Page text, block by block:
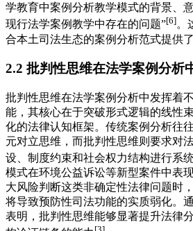
学教育中案例分析教学模式的背景、
现行法学案例教学中存在的问题”[6]。
合本土司法生态的案例分析范式提供了
2.2 批判性思维在法学案例分析
批判性思维在法学案例分析中发挥着
能，其核心在于突破形式逻辑的线性
化的法律认知框架。传统案例分析往
元对立思维，而批判性思维则要求对
设、制度约束和社会权力结构进行系
模式在环境公益诉讼等新型案件中表
大风险判断这类非确定性法律问题时
将导致预防性司法功能的实质弱化。
表明，批判性思维能够显著提升法律